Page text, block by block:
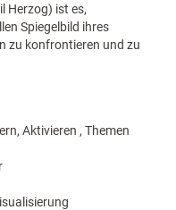
Herzog) ist es,
Spiegelbild ihres
zu konfrontieren und zu
Aktivieren , Themen